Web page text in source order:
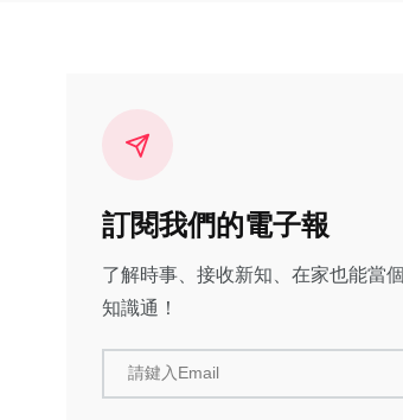
訂閱我們的電子報
了解時事、接收新知、在家也能當個
知識通！
請鍵入Email